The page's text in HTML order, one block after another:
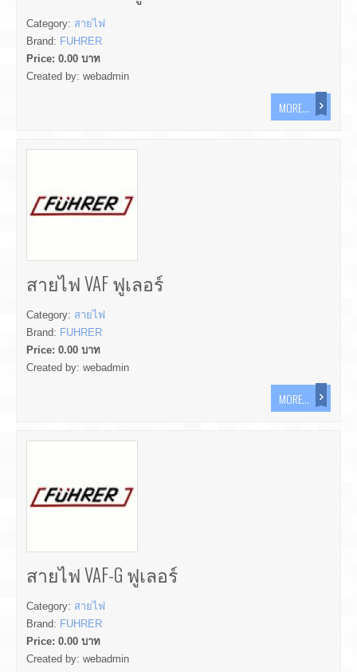
Category: สายไฟ
Brand: FUHRER
Price: 0.00 บาท
Created by: webadmin
MORE...
สายไฟ VAF ฟูเลอร์
Category: สายไฟ
Brand: FUHRER
Price: 0.00 บาท
Created by: webadmin
MORE...
สายไฟ VAF-G ฟูเลอร์
Category: สายไฟ
Brand: FUHRER
Price: 0.00 บาท
Created by: webadmin